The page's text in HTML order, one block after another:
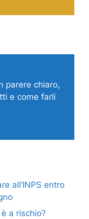
parere chiaro,
e come farli
all’INPS entro
a rischio?